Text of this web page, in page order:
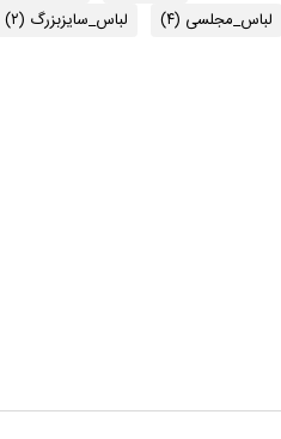
لباس_مجلسی (۴) لباس_سایزبزرگ (۲)